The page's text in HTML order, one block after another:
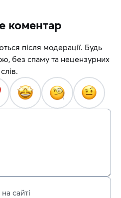
коментар
після модерації. Будь
без спаму та нецензурних
слів.
сайті